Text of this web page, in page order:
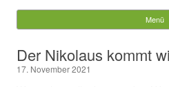
Würzberg.info
Menü
Der Nikolaus kommt
17. November 2021